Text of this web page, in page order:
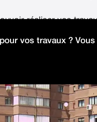
réaliser vos
vos travaux ? Vous